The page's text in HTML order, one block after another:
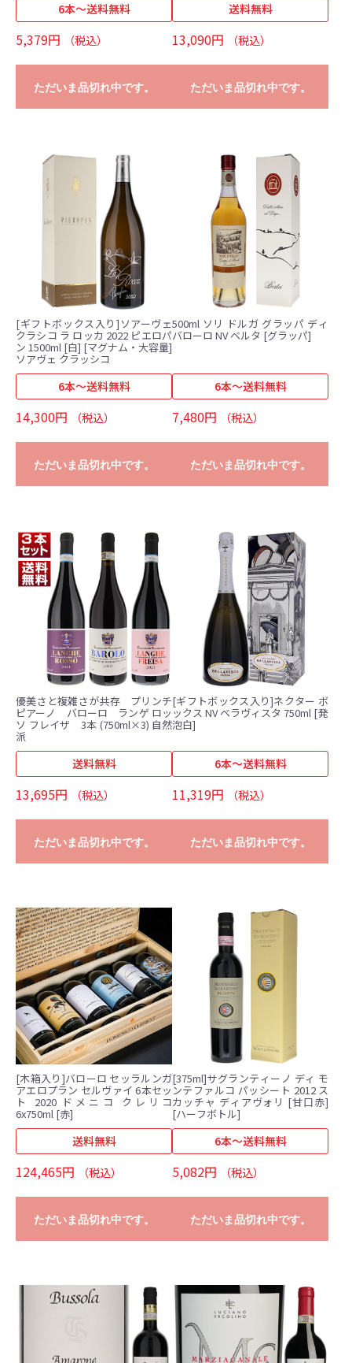
6本～送料無料
5,379円 （税込）
ただいま品切れ中です。
送料無料
13,090円 （税込）
ただいま品切れ中です。
[ギフトボックス入り]ソアーヴェ
クラシコ ラ ロッカ 2022 ピエロパ
ン 1500ml [白] [マグナム・大容量]
ソアヴェ クラッシコ
6本～送料無料
14,300円 （税込）
ただいま品切れ中です。
500ml ソリ ドルガ グラッパ ディ
バローロ NV ベルタ [グラッパ]
6本～送料無料
7,480円 （税込）
ただいま品切れ中です。
優美さと複雑さが共存 プリンチ
ピアーノ バローロ ランゲ ロッ
ソ フレイザ 3本 (750ml×3) 自然
派
送料無料
13,695円 （税込）
ただいま品切れ中です。
[ギフトボックス入り]ネクター ボ
ックス NV ベラヴィスタ 750ml [発
泡白]
6本～送料無料
11,319円 （税込）
ただいま品切れ中です。
[木箱入り]バローロ セッラルンガ
アエロプラン セルヴァイ 6本セッ
ト 2020 ドメニコ クレリコ
6x750ml [赤]
送料無料
124,465円 （税込）
ただいま品切れ中です。
[375ml]サグランティーノ ディ モ
ンテファルコ パッシート 2012 ス
カッチャ ディアヴォリ [甘口赤]
[ハーフボトル]
6本～送料無料
5,082円 （税込）
ただいま品切れ中です。